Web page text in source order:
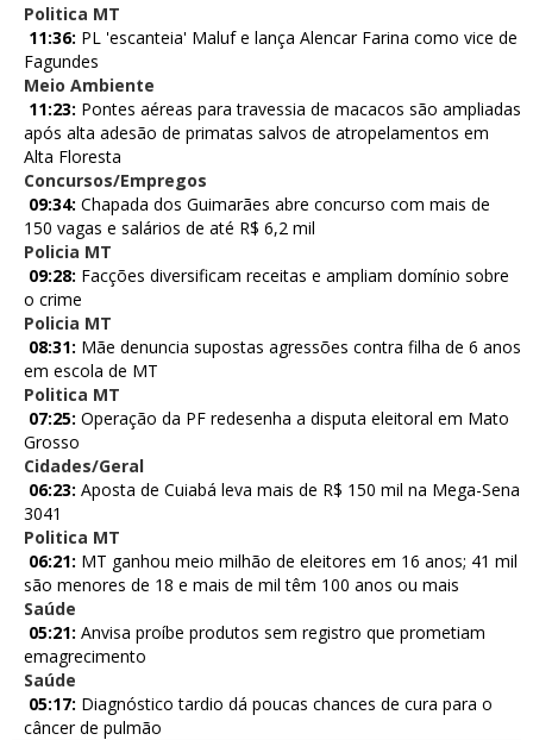
Politica MT
11:36: PL 'escanteia' Maluf e lança Alencar Farina como vice de
Fagundes
Meio Ambiente
11:23: Pontes aéreas para travessia de macacos são ampliadas
após alta adesão de primatas salvos de atropelamentos em
Alta Floresta
Concursos/Empregos
09:34: Chapada dos Guimarães abre concurso com mais de
150 vagas e salários de até R$ 6,2 mil
Policia MT
09:28: Facções diversificam receitas e ampliam domínio sobre
o crime
Policia MT
08:31: Mãe denuncia supostas agressões contra filha de 6 anos
em escola de MT
Politica MT
07:25: Operação da PF redesenha a disputa eleitoral em Mato
Grosso
Cidades/Geral
06:23: Aposta de Cuiabá leva mais de R$ 150 mil na Mega-Sena
3041
Politica MT
06:21: MT ganhou meio milhão de eleitores em 16 anos; 41 mil
são menores de 18 e mais de mil têm 100 anos ou mais
Saúde
05:21: Anvisa proíbe produtos sem registro que prometiam
emagrecimento
Saúde
05:17: Diagnóstico tardio dá poucas chances de cura para o
câncer de pulmão